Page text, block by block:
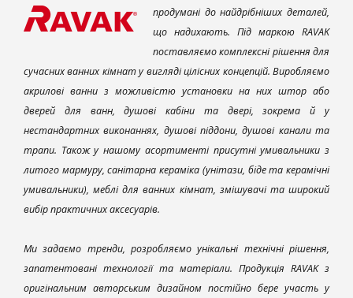
продумані до найдрібніших деталей,
що надихають. Під маркою RAVAK
поставляємо комплексні рішення для
сучасних ванних кімнат у вигляді цілісних концепцій. Виробляємо
акрилові ванни з можливістю установки на них штор або
дверей для ванн, душові кабіни та двері, зокрема й у
нестандартних виконаннях, душові піддони, душові канали та
трапи. Також у нашому асортименті присутні умивальники з
литого мармуру, санітарна кераміка (унітази, біде та керамічні
умивальники), меблі для ванних кімнат, змішувачі та широкий
вибір практичних аксесуарів.
Ми задаємо тренди, розробляємо унікальні технічні рішення,
запатентовані технології та матеріали. Продукція RAVAK з
оригінальним авторським дизайном постійно бере участь у